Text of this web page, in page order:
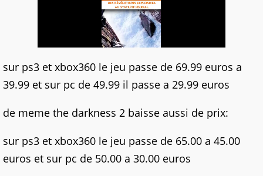
sur ps3 et xbox360 le jeu passe de 69.99 euros a
39.99 et sur pc de 49.99 il passe a 29.99 euros
de meme the darkness 2 baisse aussi de prix:
sur ps3 et xbox360 le jeu passe de 65.00 a 45.00
euros et sur pc de 50.00 a 30.00 euros